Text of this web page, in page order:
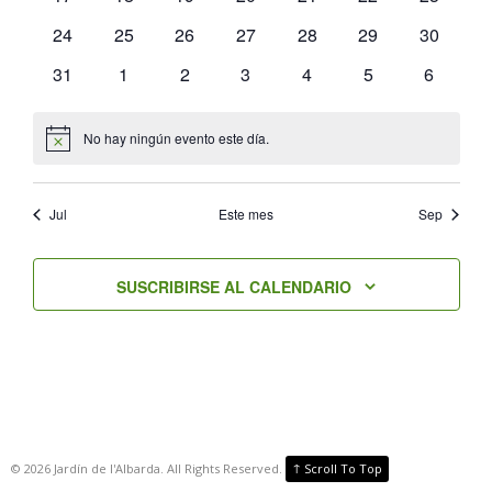
0
24
0
25
0
26
0
27
0
28
0
29
0
30
0
31
0
1
0
2
0
3
0
4
0
5
0
6
Aviso No hay ningún evento este día.
Jul Este mes Sep
SUSCRIBIRSE AL CALENDARIO
© 2026 Jardín de l'Albarda. All Rights Reserved. ↑ Scroll To Top